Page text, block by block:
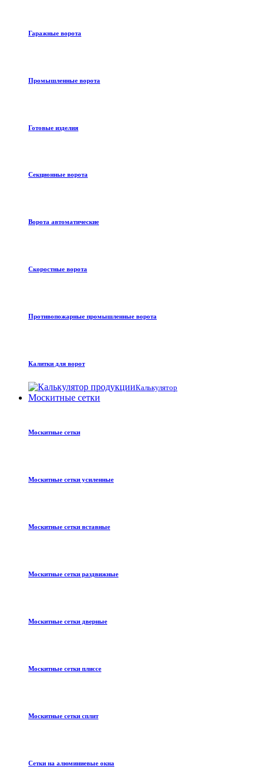
Гаражные ворота
Промышленные ворота
Готовые изделия
Секционные ворота
Ворота автоматические
Скоростные ворота
Противопожарные промышленные ворота
Калитки для ворот
Калькулятор
Москитные сетки
Москитные сетки
Москитные сетки усиленные
Москитные сетки вставные
Москитные сетки раздвижные
Москитные сетки дверные
Москитные сетки плиссе
Москитные сетки сплит
Сетки на алюминиевые окна